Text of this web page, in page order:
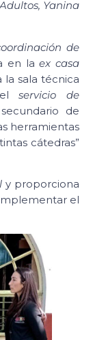
Yanina
de
en laex casa
sala técnica
elservicio de
de
herramientas
cátedras”
y proporciona
el